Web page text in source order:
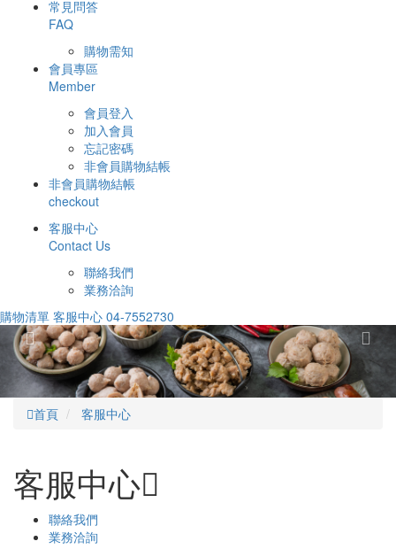
常見問答
FAQ
購物需知
會員專區
Member
會員登入
加入會員
忘記密碼
非會員購物結帳
非會員購物結帳
checkout
客服中心
Contact Us
聯絡我們
業務洽詢
購物清單 客服中心 04-7552730
Previous
首頁 客服中心
客服中心
聯絡我們
業務洽詢